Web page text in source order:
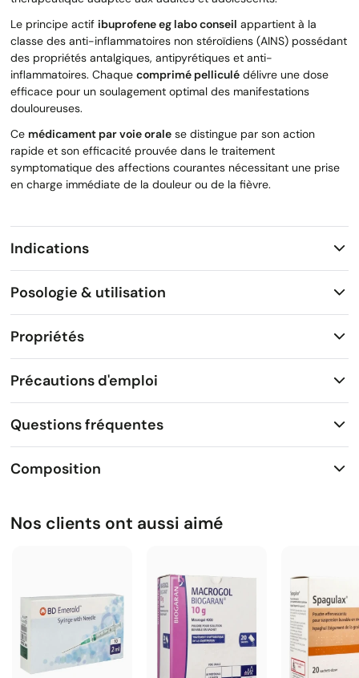
Le principe actif ibuprofene eg labo conseil appartient à la
classe des anti-inflammatoires non stéroïdiens (AINS) possédant
des propriétés antalgiques, antipyrétiques et anti-
inflammatoires. Chaque comprimé pelliculé délivre une dose
efficace pour un soulagement optimal des manifestations
douloureuses.
Ce médicament par voie orale se distingue par son action
rapide et son efficacité prouvée dans le traitement
symptomatique des affections courantes nécessitant une prise
en charge immédiate de la douleur ou de la fièvre.
Indications
Posologie & utilisation
Propriétés
Précautions d'emploi
Questions fréquentes
Composition
Nos clients ont aussi aimé